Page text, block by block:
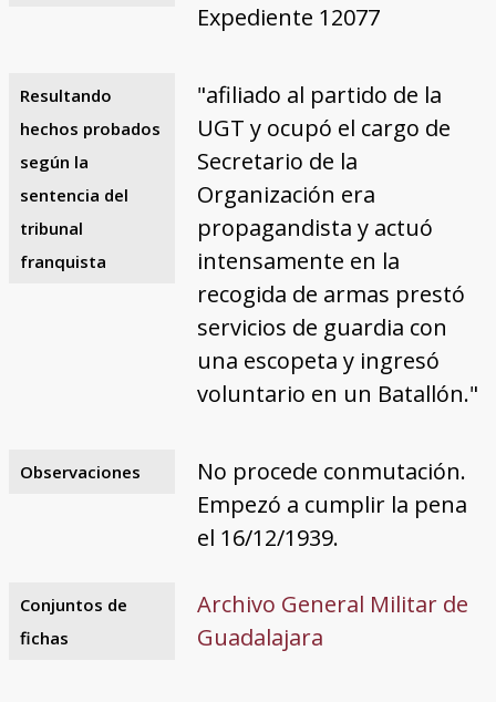
Expediente 12077
Resultando
hechos probados
según la
sentencia del
tribunal
franquista
"afiliado al partido de la
UGT y ocupó el cargo de
Secretario de la
Organización era
propagandista y actuó
intensamente en la
recogida de armas prestó
servicios de guardia con
una escopeta y ingresó
voluntario en un Batallón."
Observaciones
No procede conmutación.
Empezó a cumplir la pena
el 16/12/1939.
Conjuntos de
fichas
Archivo General Militar de
Guadalajara